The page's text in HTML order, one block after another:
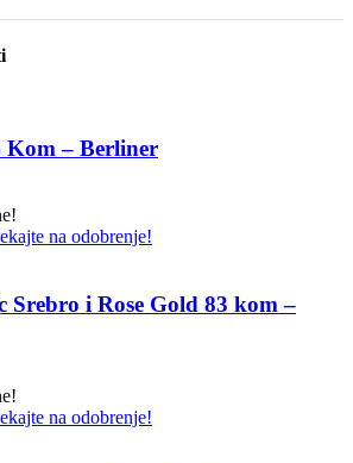
Kom – Berliner
na odobrenje!
Srebro i Rose Gold 83 kom –
na odobrenje!